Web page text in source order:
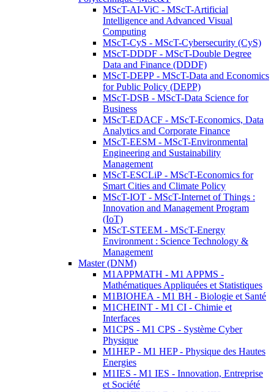
MScT-AI-ViC - MScT-Artificial
Intelligence and Advanced Visual
Computing
MScT-CyS - MScT-Cybersecurity (CyS)
MScT-DDDF - MScT-Double Degree
Data and Finance (DDDF)
MScT-DEPP - MScT-Data and Economics
for Public Policy (DEPP)
MScT-DSB - MScT-Data Science for
Business
MScT-EDACF - MScT-Economics, Data
Analytics and Corporate Finance
MScT-EESM - MScT-Environmental
Engineering and Sustainability
Management
MScT-ESCLiP - MScT-Economics for
Smart Cities and Climate Policy
MScT-IOT - MScT-Internet of Things :
Innovation and Management Program
(IoT)
MScT-STEEM - MScT-Energy
Environment : Science Technology &
Management
Master (DNM)
M1APPMATH - M1 APPMS -
Mathématiques Appliquées et Statistiques
M1BIOHEA - M1 BH - Biologie et Santé
M1CHEINT - M1 CI - Chimie et
Interfaces
M1CPS - M1 CPS - Système Cyber
Physique
M1HEP - M1 HEP - Physique des Hautes
Energies
M1IES - M1 IES - Innovation, Entreprise
et Société